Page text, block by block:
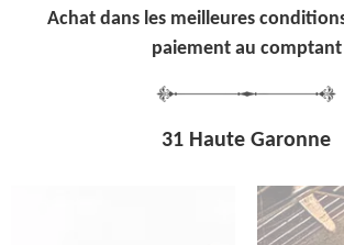
Achat dans les meilleures
paiement au comptant
31 Haute Garonne